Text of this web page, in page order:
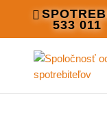
533 011